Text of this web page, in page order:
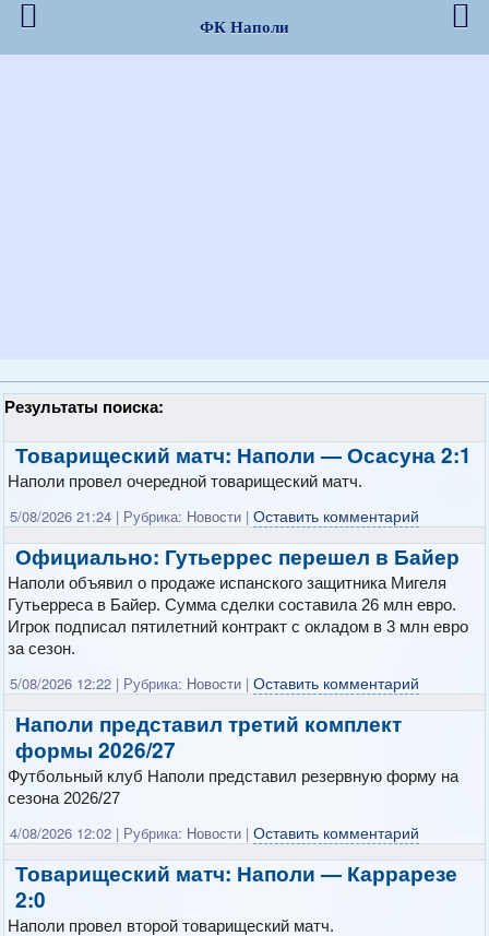
Результаты поиска:
Товарищеский матч: Наполи — Осасуна 2:1
Наполи провел очередной товарищеский матч.
5/08/2026 21:24 | Рубрика: Новости | Оставить комментарий
Официально: Гутьеррес перешел в Байер
Наполи объявил о продаже испанского защитника Мигеля
Гутьерреса в Байер. Сумма сделки составила 26 млн евро.
Игрок подписал пятилетний контракт с окладом в 3 млн евро
за сезон.
5/08/2026 12:22 | Рубрика: Новости | Оставить комментарий
Наполи представил третий комплект
формы 2026/27
Футбольный клуб Наполи представил резервную форму на
сезона 2026/27
4/08/2026 12:02 | Рубрика: Новости | Оставить комментарий
Товарищеский матч: Наполи — Каррарезе
2:0
Наполи провел второй товарищеский матч.
ФК Наполи